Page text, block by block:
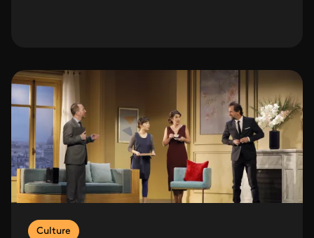
Culture